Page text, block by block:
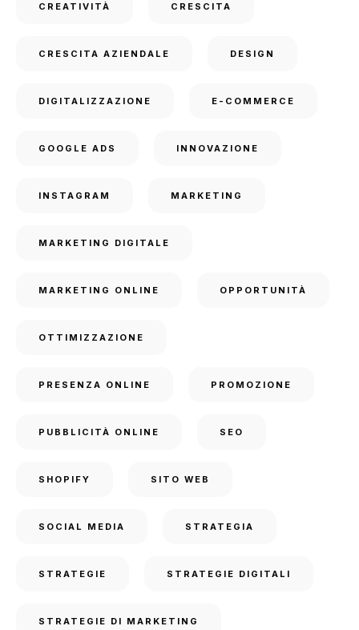
CREATIVITÀ CRESCITA
CRESCITA AZIENDALE DESIGN
DIGITALIZZAZIONE E-COMMERCE
GOOGLE ADS INNOVAZIONE
INSTAGRAM MARKETING
MARKETING DIGITALE
MARKETING ONLINE OPPORTUNITÀ
OTTIMIZZAZIONE
PRESENZA ONLINE PROMOZIONE
PUBBLICITÀ ONLINE SEO
SHOPIFY SITO WEB
SOCIAL MEDIA STRATEGIA
STRATEGIE STRATEGIE DIGITALI
STRATEGIE DI MARKETING